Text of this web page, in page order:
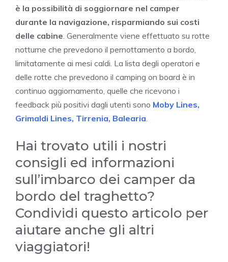
è la possibilità di soggiornare nel camper
durante la navigazione, risparmiando sui costi
delle cabine . Generalmente viene effettuato su rotte
notturne che prevedono il pernottamento a bordo,
limitatamente ai mesi caldi. La lista degli operatori e
delle rotte che prevedono il camping on board è in
continuo aggiornamento, quelle che ricevono i
feedback più positivi dagli utenti sono Moby Lines,
Grimaldi Lines, Tirrenia, Balearia
Hai trovato utili i nostri
consigli ed informazioni
sull’imbarco dei camper da
bordo del traghetto?
Condividi questo articolo per
aiutare anche gli altri
viaggiatori!